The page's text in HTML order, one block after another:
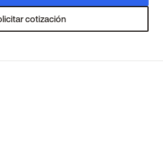
cotización